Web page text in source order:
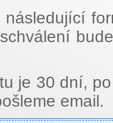
ná­sle­du­jí­cí
je 30 dní,
email.